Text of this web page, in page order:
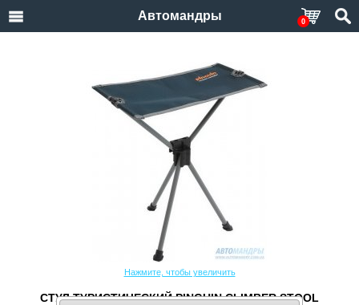
Автомандры 0
Нажмите, чтобы увеличить
СТУЛ ТУРИСТИЧЕСКИЙ PINGUIN CLIMBER STOOL